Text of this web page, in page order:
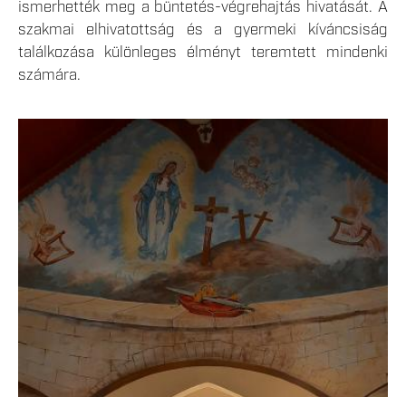
ismerhették meg a büntetés-végrehajtás hivatását. A
szakmai elhivatottság és a gyermeki kíváncsiság
találkozása különleges élményt teremtett mindenki
számára.